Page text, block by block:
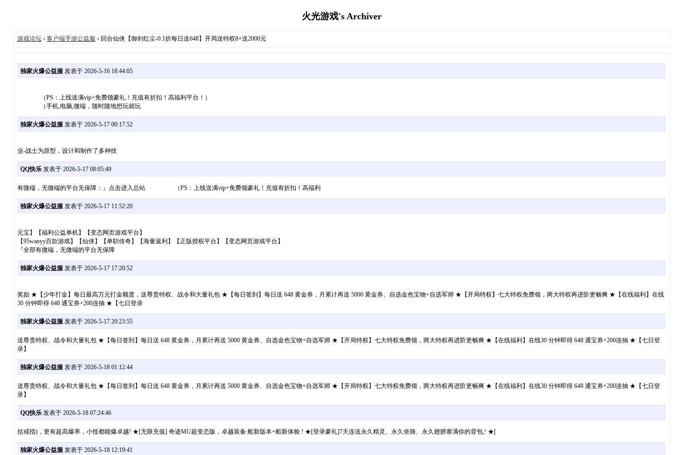
火光游戏's Archiver
游戏论坛› 客户端手游公益服 › 回合仙侠【御剑红尘-0.1折每日送648】开局送特权8+送2000元
独家火爆公益服发表于 2026-5-16 18:44:05
（PS：上线送满vip+免费领豪礼！充值有折扣！高福利平台！）
（手机,电脑,微端，随时随地想玩就玩
独家火爆公益服发表于 2026-5-17 00:17:52
业-战士为原型，设计和制作了多种技
QQ快乐发表于 2026-5-17 08:05:49
有微端，无微端的平台无保障：』点击进入总站 （PS：上线送满vip+免费领豪礼！充值有折扣！高福利
独家火爆公益服发表于 2026-5-17 11:52:20
元宝】【福利公益单机】【变态网页游戏平台】
【95wanyy百款游戏】【仙侠】【单职传奇】【海量返利】【正版授权平台】【变态网页游戏平台】
『全部有微端，无微端的平台无保障
独家火爆公益服发表于 2026-5-17 17:20:52
奖励 ★【少年打金】每日最高万元打金额度，送尊贵特权、战令和大量礼包 ★【每日签到】每日送 648 黄金券，月累计再送 5000 黄金券、自选金色宝物+自选军师 ★【开局特权】七大特权免费领，两大特权再进阶更畅爽 ★【在线福利】在线
30 分钟即得 648 通宝券+200连抽 ★【七日登录
独家火爆公益服发表于 2026-5-17 20:23:55
送尊贵特权、战令和大量礼包 ★【每日签到】每日送 648 黄金券，月累计再送 5000 黄金券、自选金色宝物+自选军师 ★【开局特权】七大特权免费领，两大特权再进阶更畅爽 ★【在线福利】在线30 分钟即得 648 通宝券+200连抽 ★【七日登
录】
独家火爆公益服发表于 2026-5-18 01:12:44
送尊贵特权、战令和大量礼包 ★【每日签到】每日送 648 黄金券，月累计再送 5000 黄金券、自选金色宝物+自选军师 ★【开局特权】七大特权免费领，两大特权再进阶更畅爽 ★【在线福利】在线30 分钟即得 648 通宝券+200连抽 ★【七日登
录】
QQ快乐发表于 2026-5-18 07:24:46
括戒指)，更有超高爆率，小怪都能爆卓越! ★[无限充值] 奇迹MU超变态版，卓越装备:船新版本+船新体验 ! ★[登录豪礼]7天连送永久精灵、永久坐骑、永久翅膀塞满你的背包,! ★[
独家火爆公益服发表于 2026-5-18 12:19:41